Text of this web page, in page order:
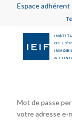
Espace adhérent
Mot de passe
votre adresse e-